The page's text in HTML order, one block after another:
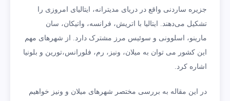
جزیره‌ ساردنی واقع در دریای مدیترانه، ایتالیای امروزی را
تشکیل می‌دهند. ایتالیا با اتریش، فرانسه، واتیکان، سان
مارینو، اسلوونی و سوئیس مرز مشترک دارد. از شهرهای مهم
این کشور می توان به میلان، ونیز، رم، فلورانس،تورین و بلونیا
اشاره کرد.
در این مقاله به بررسی مختصر شهرهای میلان و ونیز خواهیم